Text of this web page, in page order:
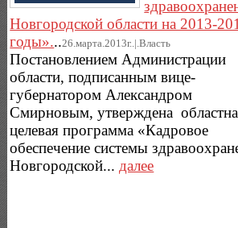
Новгородской области на 2013-
годы»...26.марта.2013г..|.Власть
Постановлением Администрации
области, подписанным вице-
губернатором Александром
Смирновым, утверждена
целевая программа «Кадровое
обеспечение системы
Новгородской... далее